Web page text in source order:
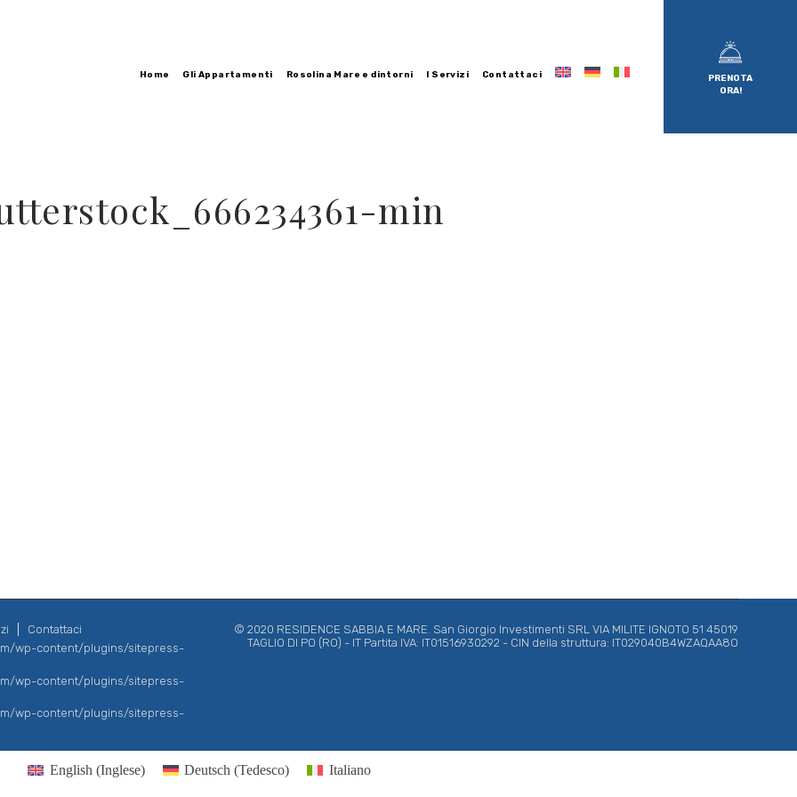
Home Gli Appartamenti Rosolina Mare e dintorni I Servizi Contattaci
PRENOTA
ORA!
min
Contattaci
wp-content/plugins/sitepress-
wp-content/plugins/sitepress-
wp-content/plugins/sitepress-
© 2020 RESIDENCE SABBIA E MARE. San Giorgio Investimenti SRL VIA MILITE IGNOTO 51 45019
TAGLIO DI PO (RO) - IT Partita IVA: IT01516930292 - CIN della struttura: IT029040B4WZAQAA8O
English (Inglese) Deutsch (Tedesco) Italiano